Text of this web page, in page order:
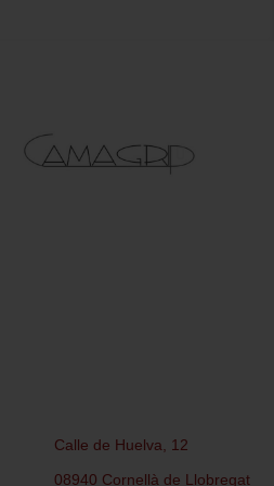
Calle de Huelva, 12
08940 Cornellà de Llobregat